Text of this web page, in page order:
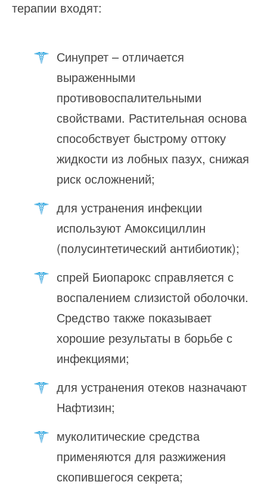
терапии входят:
Синупрет – отличается
выраженными
противовоспалительными
свойствами. Растительная основа
способствует быстрому оттоку
жидкости из лобных пазух, снижая
риск осложнений;
для устранения инфекции
используют Амоксициллин
(полусинтетический антибиотик);
спрей Биопарокс справляется с
воспалением слизистой оболочки.
Средство также показывает
хорошие результаты в борьбе с
инфекциями;
для устранения отеков назначают
Нафтизин;
муколитические средства
применяются для разжижения
скопившегося секрета;